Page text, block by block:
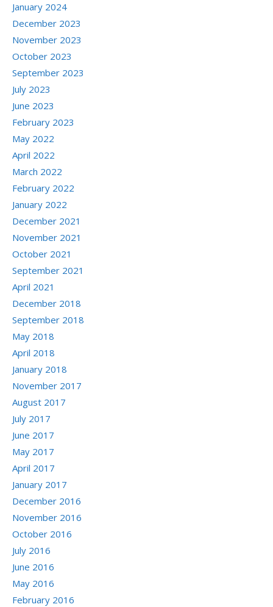
January 2024
December 2023
November 2023
October 2023
September 2023
July 2023
June 2023
February 2023
May 2022
April 2022
March 2022
February 2022
January 2022
December 2021
November 2021
October 2021
September 2021
April 2021
December 2018
September 2018
May 2018
April 2018
January 2018
November 2017
August 2017
July 2017
June 2017
May 2017
April 2017
January 2017
December 2016
November 2016
October 2016
July 2016
June 2016
May 2016
February 2016